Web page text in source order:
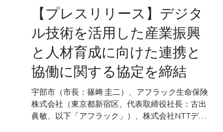
【プレスリリース】デジタ
ル技術を活用した産業振興
と人材育成に向けた連携と
協働に関する協定を締結
宇部市（市長：篠﨑 圭二）、アフラック生命保険
株式会社（東京都新宿区、代表取締役社長：古出
眞敏、以下「アフラック」）、株式会社NTTデー